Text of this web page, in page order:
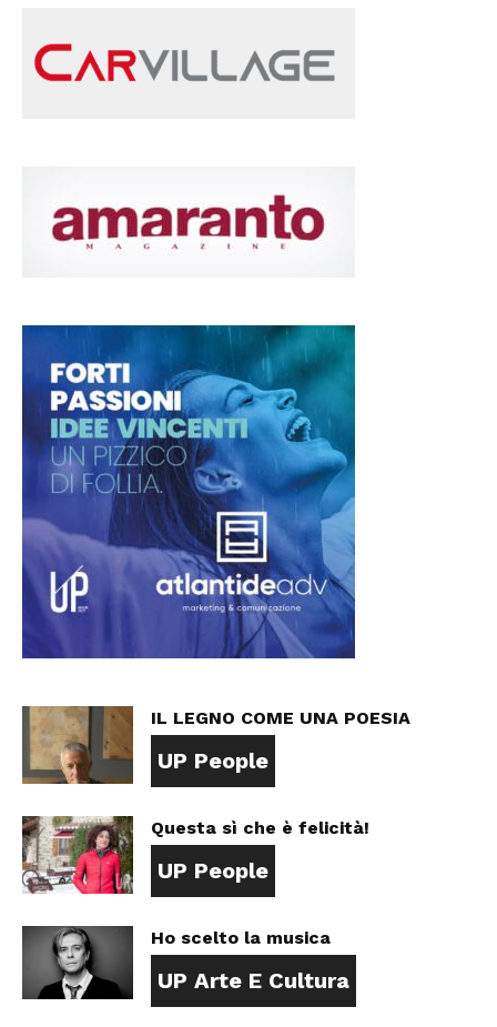
IL LEGNO COME UNA POESIA
UP People
Questa sì che è felicità!
UP People
Ho scelto la musica
UP Arte E Cultura